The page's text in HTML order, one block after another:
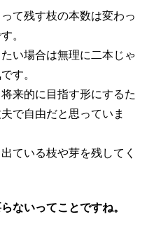
て残す枝の本数は変わっ
。
い場合は無理に二本じゃ
す。
来的に目指す形にするた
で自由だと思っていま
ている枝や芽を残してく
ないってことですね。